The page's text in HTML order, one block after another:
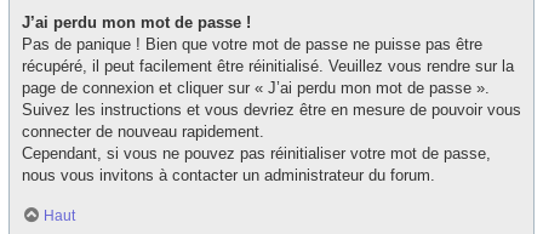
J’ai perdu mon mot de passe !
Pas de panique ! Bien que votre mot de passe ne puisse pas être
récupéré, il peut facilement être réinitialisé. Veuillez vous rendre sur la
page de connexion et cliquer sur « J’ai perdu mon mot de passe ».
Suivez les instructions et vous devriez être en mesure de pouvoir vous
connecter de nouveau rapidement.
Cependant, si vous ne pouvez pas réinitialiser votre mot de passe,
nous vous invitons à contacter un administrateur du forum.
Haut